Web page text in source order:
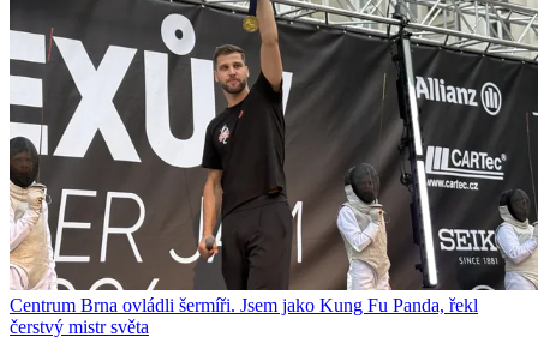
Centrum Brna ovládli šermíři. Jsem jako Kung Fu Panda, řekl
čerstvý mistr světa